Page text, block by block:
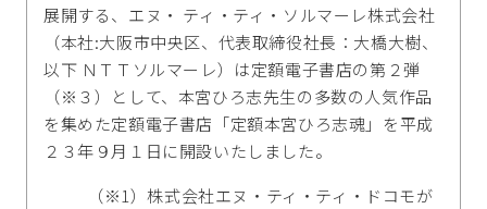
展開する、エヌ・ ティ・ティ・ソルマーレ株式会社
（本社:大阪市中央区、代表取締役社長：大橋大樹、
以下 ＮＴＴソルマーレ）は定額電子書店の第２弾
（※３）として、本宮ひろ志先生の多数の人気作品
を集めた定額電子書店「定額本宮ひろ志魂」を平成
２３年９月１日に開設いたしました。
（※1）株式会社エヌ・ティ・ティ・ドコモが